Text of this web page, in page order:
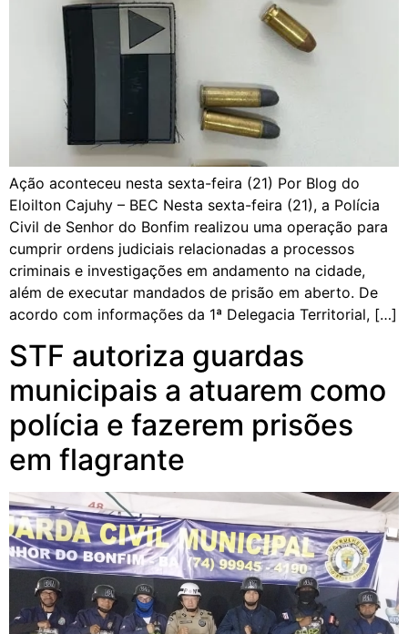
Ação aconteceu nesta sexta-feira (21) Por Blog do
Eloilton Cajuhy – BEC Nesta sexta-feira (21), a Polícia
Civil de Senhor do Bonfim realizou uma operação para
cumprir ordens judiciais relacionadas a processos
criminais e investigações em andamento na cidade,
além de executar mandados de prisão em aberto. De
acordo com informações da 1ª Delegacia Territorial, […]
STF autoriza guardas
municipais a atuarem como
polícia e fazerem prisões
em flagrante